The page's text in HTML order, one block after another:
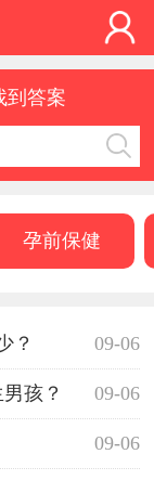
到答案
孕前保健
09-06
？
09-06
孩？
09-06